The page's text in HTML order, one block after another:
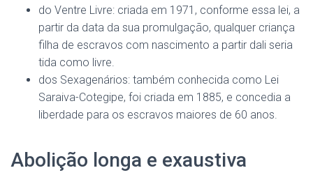
do Ventre Livre: criada em 1971, conforme essa lei, a
partir da data da sua promulgação, qualquer criança
filha de escravos com nascimento a partir dali seria
tida como livre.
dos Sexagenários: também conhecida como Lei
Saraiva-Cotegipe, foi criada em 1885, e concedia a
liberdade para os escravos maiores de 60 anos.
Abolição longa e exaustiva